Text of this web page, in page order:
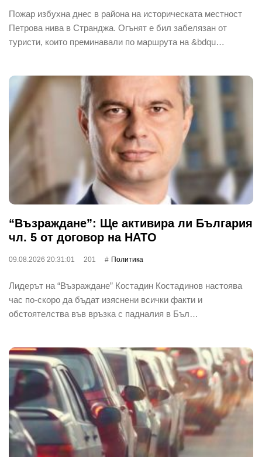
Пожар избухна днес в района на историческата местност
Петрова нива в Странджа. Огънят е бил забелязан от
туристи, които преминавали по маршрута на &bdqu…
“Възраждане”: Ще активира ли България
чл. 5 от договор на НАТО
09.08.2026 20:31:01 201 Политика
Лидерът на “Възраждане” Костадин Костадинов настоява
час по-скоро да бъдат изяснени всички факти и
обстоятелства във връзка с падналия в Бъл…